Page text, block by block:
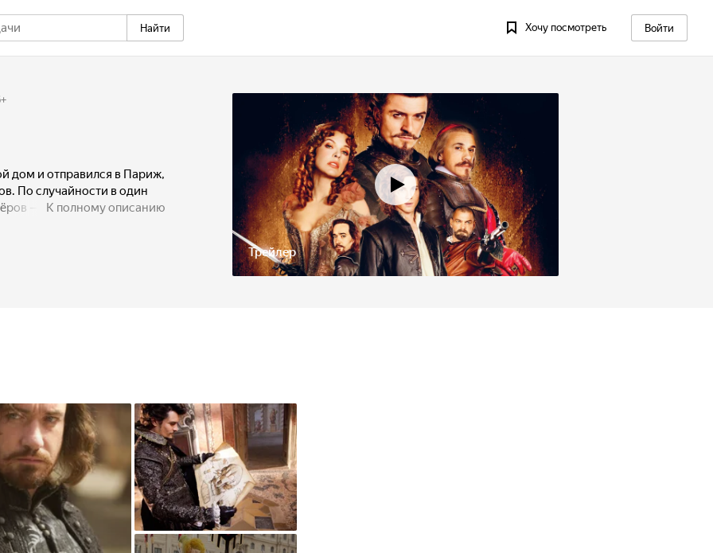
Найти Хочу посмотреть Войти
Трейлер
+
дом и отправился в Париж,
По случайности в один
— Атоса, Портоса и
о запрете дуэлей.
К полному описанию